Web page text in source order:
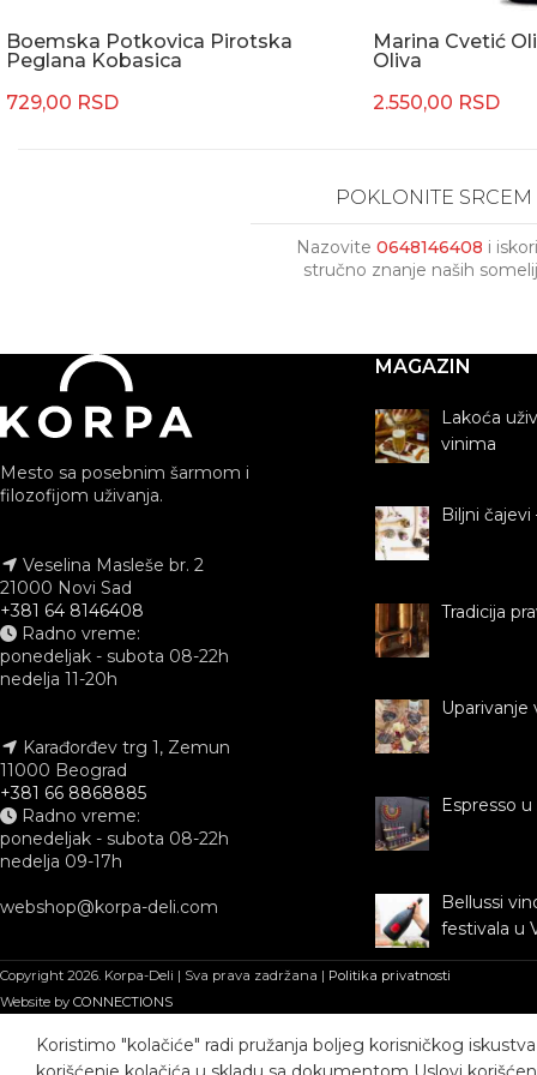
Boemska Potkovica Pirotska
Peglana Kobasica
729,00 RSD
Marina Cvetić
Oliva
2.550,00 RSD
POKLONITE SRCEM
Nazovite0648146408 i
stručno znanje naših
Mesto sa posebnim šarmom i
filozofijom uživanja.
Veselina Masleše br. 2
21000 Novi Sad
+381 64 8146408
Radno vreme:
ponedeljak - subota 08-22h
nedelja 11-20h
Karađorđev trg 1, Zemun
11000 Beograd
+381 66 8868885
Radno vreme:
ponedeljak - subota 08-22h
nedelja 09-17h
webshop@korpa-deli.com
MAGAZIN
Lakoća
vinima
Biljni
Tradicija
Uparivanje
Espresso
Bellussi
festivala u
Copyright 2026. Korpa-Deli | Sva prava zadržana | Politika privatnosti
Website by CONNECTIONS
Koristimo "kolačiće" radi pružanja boljeg korisničkog